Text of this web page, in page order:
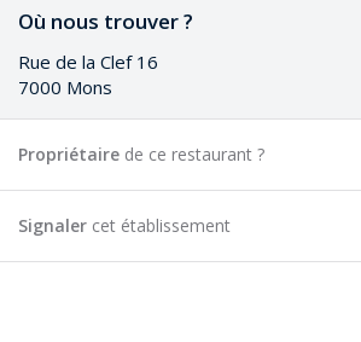
Où nous trouver ?
Rue de la Clef 16
7000 Mons
Propriétaire de ce restaurant ?
Signaler cet établissement